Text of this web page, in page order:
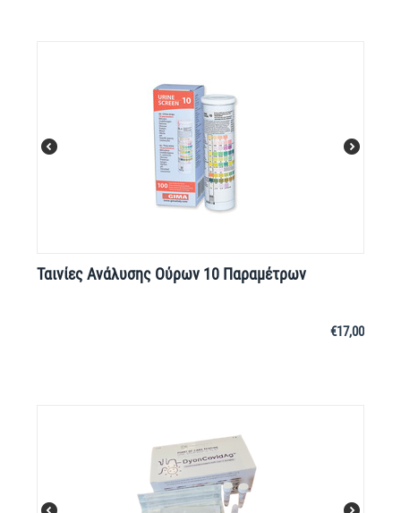
Ταινίες Ανάλυσης Ούρων 10 Παραμέτρων
€17,00